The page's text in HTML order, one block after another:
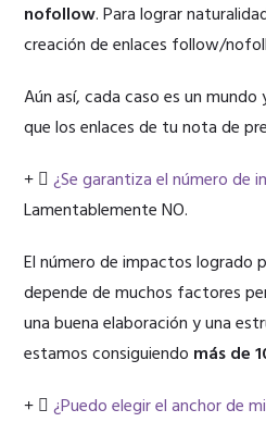
nofollow. Para lograr
creación de enlaces follow/
Aún así, cada caso es un
que los enlaces de tu nota de
¿Se garantiza el número de
Lamentablemente NO.
El número de impactos logrado
depende de muchos factores
una buena elaboración y una
estamos consiguiendo más de
¿Puedo elegir el anchor de